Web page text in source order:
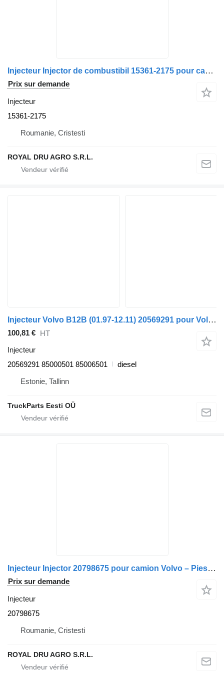
Injecteur Injector de combustibil 15361-2175 pour camion Volvo 15361 2175
Prix sur demande
Injecteur
15361-2175
Roumanie, Cristesti
ROYAL DRU AGRO S.R.L.
Injecteur Volvo B12B (01.97-12.11) 20569291 pour Volvo B6, B7, B9, B10, B12 bus (1978-2011)
100,81 € HT
Injecteur
20569291 85000501 85006501
diesel
Estonie, Tallinn
TruckParts Eesti OÜ
Injecteur Injector 20798675 pour camion Volvo – Piese Auto Originale
Prix sur demande
Injecteur
20798675
Roumanie, Cristesti
ROYAL DRU AGRO S.R.L.